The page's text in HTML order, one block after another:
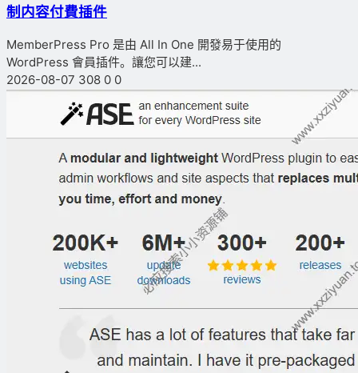
制内容付費插件
MemberPress Pro 是由 All In One 開發易于使用的
WordPress 會員插件。讓您可以建...
2026-08-07 308 0 0